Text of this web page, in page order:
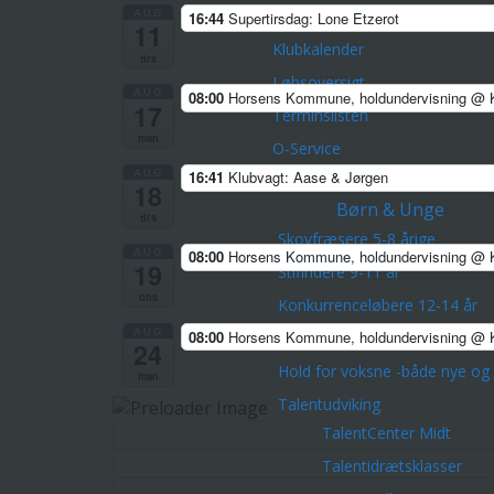
Kalender
Klubkalender
Løbsoversigt
Terminslisten
O-Service
Løbstilmelding og
Børn & Unge
Skovfræsere 5-8 årige
Stifindere 9-11 år
Konkurrenceløbere 12-14 år
Unge ca. 15-21 år
Hold for voksne -både nye og
Talentudviking
TalentCenter Midt
Talentidrætsklasser
16:44 Supertirsdag: Lone Etzerot
08:00 Horsens Kommune, holdundervisning @
16:41 Klubvagt: Aase & Jørgen
08:00 Horsens Kommune, holdundervisning @
08:00 Horsens Kommune, holdundervisning @